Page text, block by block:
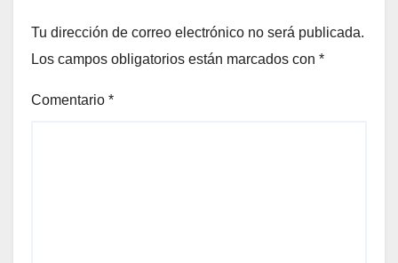
Tu dirección de correo electrónico no será publicada.
Los campos obligatorios están marcados con *
Comentario *